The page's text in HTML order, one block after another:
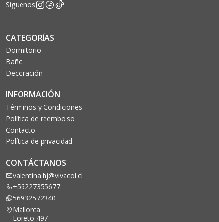
Síguenos
CATEGORÍAS
Dormitorio
Baño
Decoración
INFORMACIÓN
Términos y Condiciones
Política de reembolso
Contacto
Política de privacidad
CONTÁCTANOS
valentina.hj@vivacol.cl
+56227355677
56932572340
Mallorca
Loreto 497